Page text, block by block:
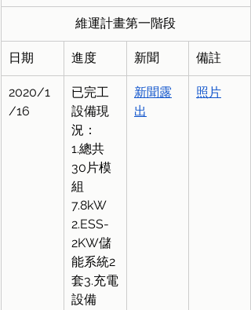
維運計畫第一階段
日期 進度 新聞 備註
2020/1
/16
已完工
設備現
況：
1.總共
30片模
組
7.8kW
2.ESS-
2KW儲
能系統2
套3.充電
設備
新聞露
出
照片